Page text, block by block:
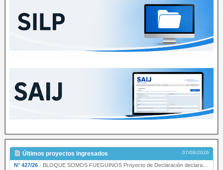
Últimos proyectos ingresados 07/08/2026
N° 427/26 · BLOQUE SOMOS FUEGUINOS Proyecto de Declaración declarando de interés provincial PRESIDENCI…